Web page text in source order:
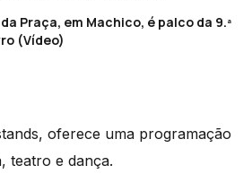
Praça, em Machico, é palco da 9.ª
(Vídeo)
oferece uma programação
teatro e dança.